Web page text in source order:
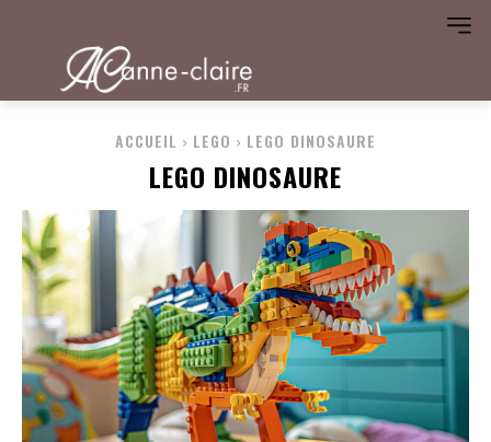
ACCUEIL LEGO LEGO DINOSAURE
LEGO DINOSAURE